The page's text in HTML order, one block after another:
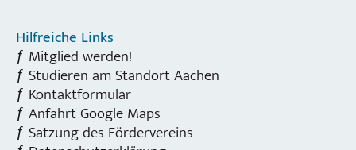
Hilfreiche Links
Mitglied werden!
Studieren am Standort Aachen
Kontaktformular
Anfahrt Google Maps
Satzung des Fördervereins